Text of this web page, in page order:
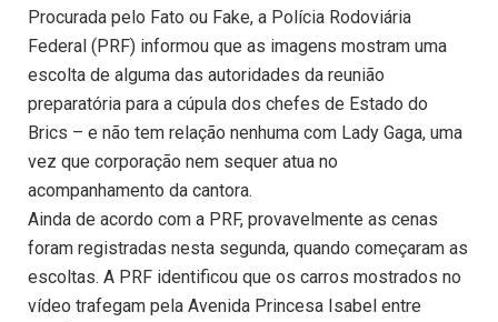
Procurada pelo Fato ou Fake, a Polícia Rodoviária
Federal (PRF) informou que as imagens mostram uma
escolta de alguma das autoridades da reunião
preparatória para a cúpula dos chefes de Estado do
Brics – e não tem relação nenhuma com Lady Gaga, uma
vez que corporação nem sequer atua no
acompanhamento da cantora.
Ainda de acordo com a PRF, provavelmente as cenas
foram registradas nesta segunda, quando começaram as
escoltas. A PRF identificou que os carros mostrados no
vídeo trafegam pela Avenida Princesa Isabel entre